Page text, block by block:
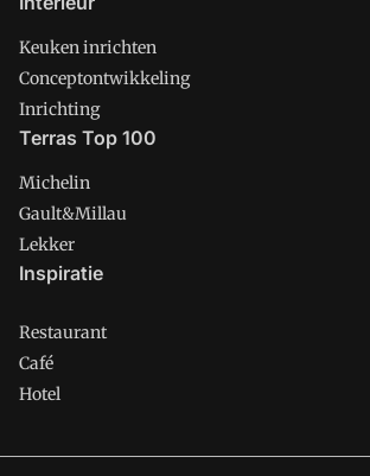
Keuken inrichten
Conceptontwikkeling
Inrichting
Terras Top 100
Michelin
Gault&Millau
Lekker
Inspiratie
Restaurant
Café
Hotel